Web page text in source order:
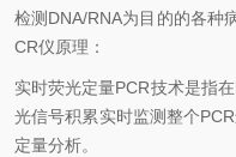
检测DNA/RNA为目的的各种
CR仪原理：
实时荧光定量PCR技术是指
光信号积累实时监测整个
定量分析。